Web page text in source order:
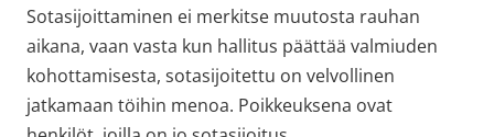
Sotasijoittaminen ei merkitse muutosta rauhan
aikana, vaan vasta kun hallitus päättää valmiuden
kohottamisesta, sotasijoitettu on velvollinen
jatkamaan töihin menoa. Poikkeuksena ovat